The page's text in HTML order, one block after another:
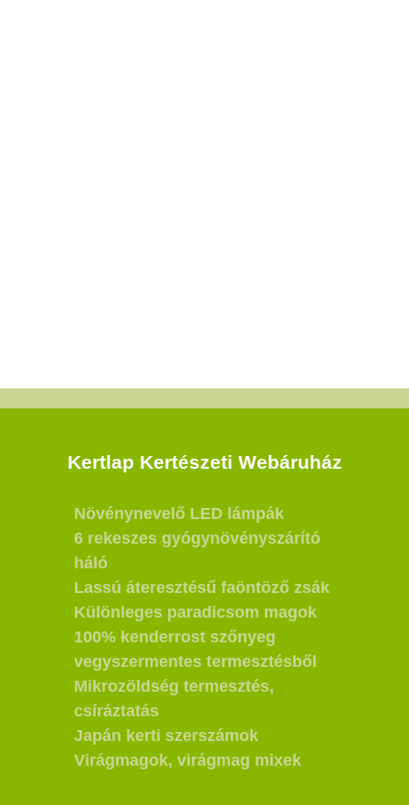
Kertlap Kertészeti Webáruház
Növénynevelő LED lámpák
6 rekeszes gyógynövényszárító
háló
Lassú áteresztésű faöntöző zsák
Különleges paradicsom magok
100% kenderrost szőnyeg
vegyszermentes termesztésből
Mikrozöldség termesztés,
csíráztatás
Japán kerti szerszámok
Virágmagok, virágmag mixek